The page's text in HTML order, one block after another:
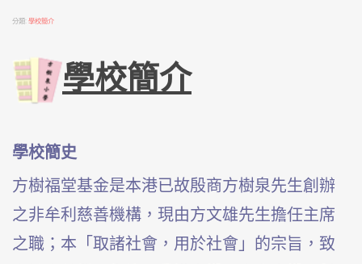
分類:學校簡介
學校簡介
學校簡史
方樹福堂基金是本港已故殷商方樹泉先生創辦
之非牟利慈善機構，現由方文雄先生擔任主席
之職；本「取諸社會，用於社會」的宗旨，致